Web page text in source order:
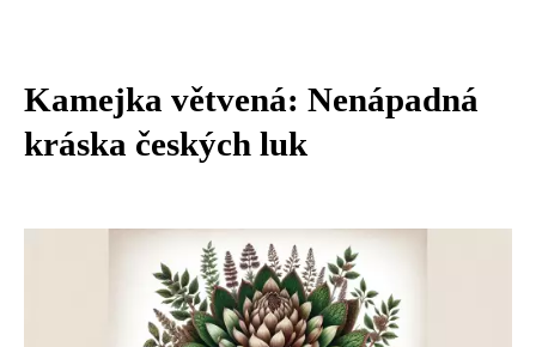
Kamejka větvená: Nenápadná
kráska českých luk